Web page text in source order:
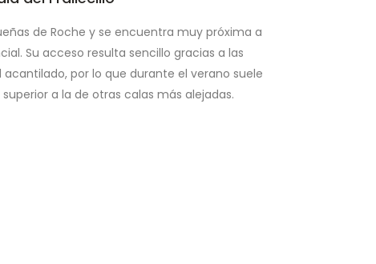
de Roche y se encuentra muy próxima a
Su acceso resulta sencillo gracias a las
por lo que durante el verano suele
a la de otras calas más alejadas.